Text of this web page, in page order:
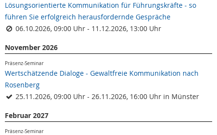
Lösungsorientierte Kommunikation für Führungskräfte - so
führen Sie erfolgreich herausfordernde Gespräche
06.10.2026, 09:00 Uhr - 11.12.2026, 13:00 Uhr
November 2026
Präsenz-Seminar
Wertschätzende Dialoge - Gewaltfreie Kommunikation nach
Rosenberg
25.11.2026, 09:00 Uhr - 26.11.2026, 16:00 Uhr in Münster
Februar 2027
Präsenz-Seminar